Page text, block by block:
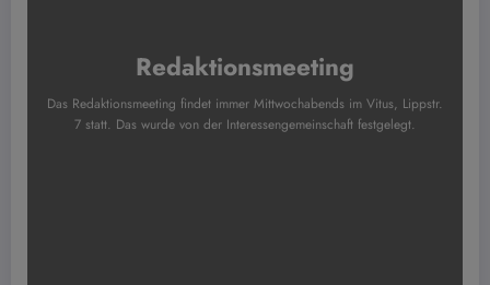
Redaktionsmeeting
Das Redaktionsmeeting findet immer Mittwochabends im Vitus, Lippstr.
7 statt. Das wurde von der Interessengemeinschaft festgelegt.